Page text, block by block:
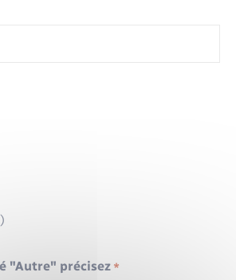
"Autre" précisez *